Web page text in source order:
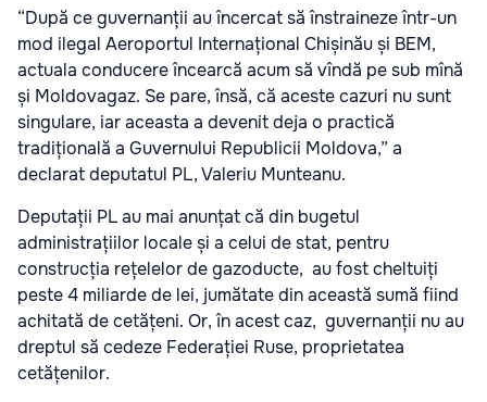
“După ce guvernanții au încercat să înstraineze într-un
mod ilegal Aeroportul Internațional Chișinău și BEM,
actuala conducere încearcă acum să vîndă pe sub mînă
și Moldovagaz. Se pare, însă, că aceste cazuri nu sunt
singulare, iar aceasta a devenit deja o practică
tradițională a Guvernului Republicii Moldova,” a
declarat deputatul PL, Valeriu Munteanu.
Deputații PL au mai anunțat că din bugetul
administrațiilor locale și a celui de stat, pentru
construcția rețelelor de gazoducte, au fost cheltuiți
peste 4 miliarde de lei, jumătate din această sumă fiind
achitată de cetățeni. Or, în acest caz, guvernanții nu au
dreptul să cedeze Federației Ruse, proprietatea
cetățenilor.